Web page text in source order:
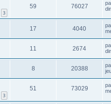
3
59 76027
17 4040
11 2674
8 20388
3
51 73029